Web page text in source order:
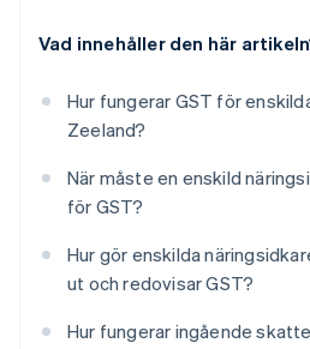
Vad innehåller den här
Hur fungerar GST för
Zeeland?
När måste en enskild
för GST?
Hur gör enskilda
ut och redovisar GST?
Hur fungerar ingående